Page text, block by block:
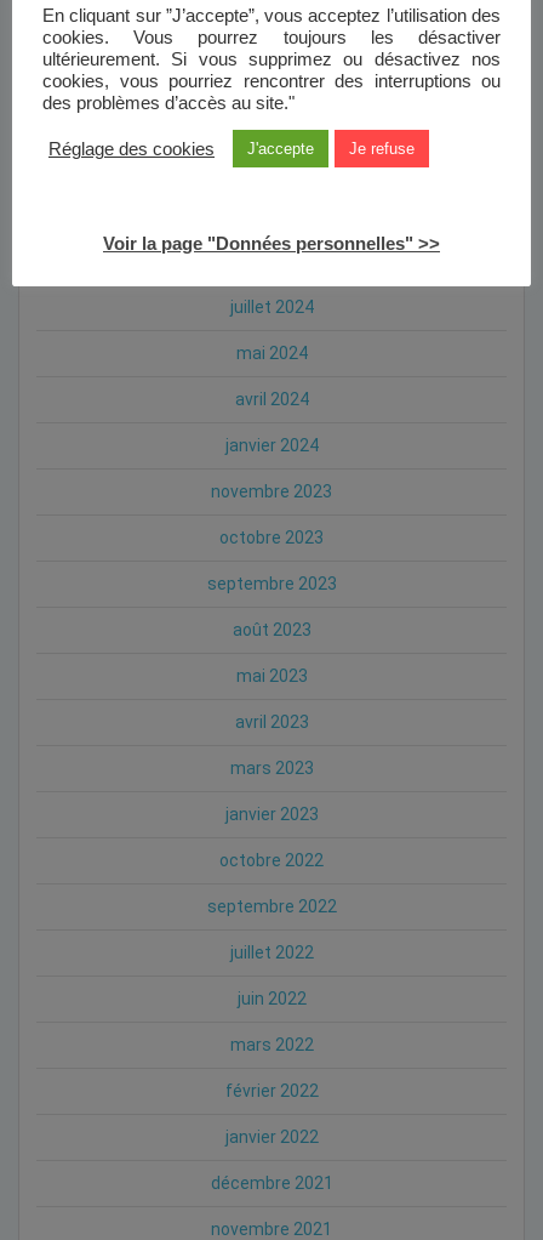
mars 2025
février 2025
octobre 2024
juillet 2024
mai 2024
avril 2024
janvier 2024
novembre 2023
octobre 2023
septembre 2023
août 2023
mai 2023
avril 2023
mars 2023
janvier 2023
octobre 2022
septembre 2022
juillet 2022
juin 2022
mars 2022
février 2022
janvier 2022
décembre 2021
novembre 2021
En cliquant sur ”J’accepte”, vous acceptez l’utilisation des
cookies. Vous pourrez toujours les désactiver
ultérieurement. Si vous supprimez ou désactivez nos
cookies, vous pourriez rencontrer des interruptions ou
des problèmes d’accès au site."
Réglage des cookies J'accepte Je refuse
Voir la page "Données personnelles" >>